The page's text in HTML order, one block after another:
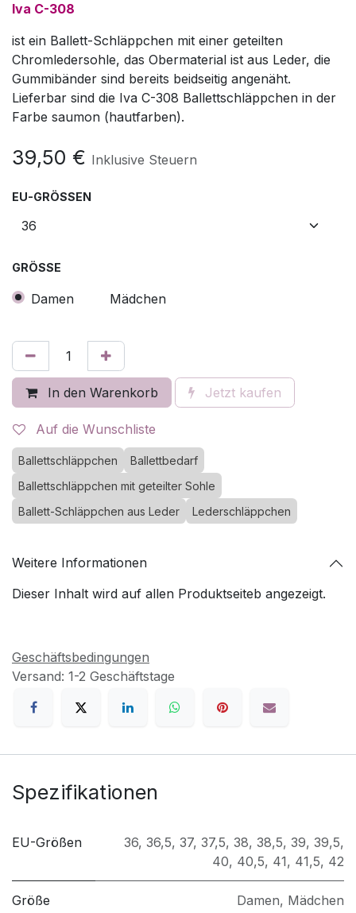
Iva C-308
ist ein Ballett-Schläppchen mit einer geteilten
Chromledersohle, das Obermaterial ist aus Leder, die
Gummibänder sind bereits beidseitig angenäht.
Lieferbar sind die Iva C-308 Ballettschläppchen in der
Farbe saumon (hautfarben).
39,50 € Inklusive Steuern
EU-GRÖSSEN
GRÖSSE
Damen Mädchen
In den Warenkorb Jetzt kaufen
Auf die Wunschliste
Ballettschläppchen
Ballettbedarf
Ballettschläppchen mit geteilter Sohle
Ballett-Schläppchen aus Leder
Lederschläppchen
Weitere Informationen
Dieser Inhalt wird auf allen Produktseiteb angezeigt.
Geschäftsbedingungen
Versand: 1-2 Geschäftstage
Spezifikationen
EU-Größen 36, 36,5, 37, 37,5, 38, 38,5, 39, 39,5,
40, 40,5, 41, 41,5, 42
Größe Damen, Mädchen